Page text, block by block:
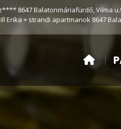
8647 Balatonmáriafürdő, Vilma
Erika + strandi apartmanok 8647